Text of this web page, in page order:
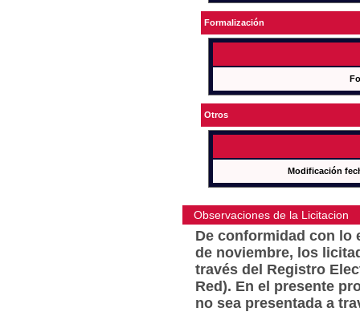
Formalización
Otros
Modificación
Observaciones de la Licitacion
De conformidad con lo
de noviembre, los
través del Registro
Red). En el presente
no sea presentada a